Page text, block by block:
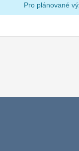
Pro plánované